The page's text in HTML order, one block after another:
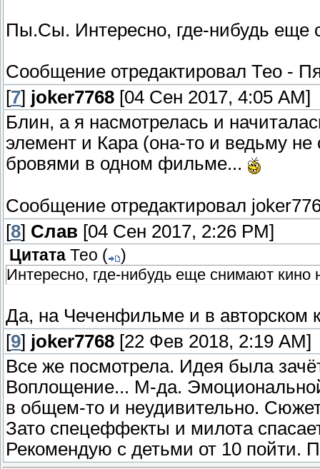
Пы.Сы. Интересно, где-нибудь еще
Сообщение отредактировал Тео -
[7] joker7768 [04 Сен 2017, 4:05 AM]
Блин, а я насмотрелась и
элемент и Кара (она-то и ведьму
бровями в одном фильме...
Сообщение отредактировал
[8] Слав [04 Сен 2017, 2:26 PM]
Цитата Тео (
)
Интересно, где-нибудь еще снимают
Да, на Чеченфильме и в авторском
[9] joker7768 [22 Фев 2018, 2:19 AM]
Все же посмотрела. Идея была
Воплощение... М-да.
в общем-то и неудивительно.
Зато спецеффекты и милота
Рекомендую с детьми от 10 пойти.